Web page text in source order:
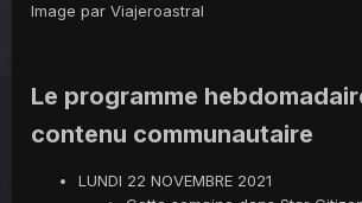
Image par Viajeroastral
Le programme
contenu communautaire
LUNDI 22 NOVEMBRE 2021